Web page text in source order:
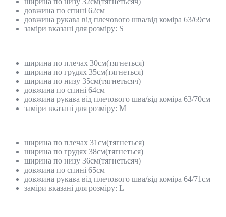
довжина по спині 62см
довжина рукава від плечового шва/від коміра 63/69см
заміри вказані для розміру: S
ширина по плечах 30см(тягнеться)
ширина по грудях 35см(тягнеться)
ширина по низу 35см(тягнетьсяч)
довжина по спині 64см
довжина рукава від плечового шва/від коміра 63/70см
заміри вказані для розміру: M
ширина по плечах 31см(тягнеться)
ширина по грудях 38см(тягнеться)
ширина по низу 36см(тягнетьсяч)
довжина по спині 65см
довжина рукава від плечового шва/від коміра 64/71см
заміри вказані для розміру: L